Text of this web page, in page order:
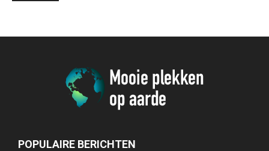
POPULAIRE BERICHTEN